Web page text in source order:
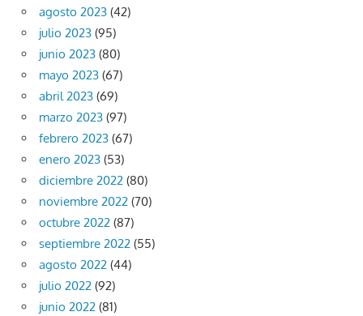
agosto 2023 (42)
julio 2023 (95)
junio 2023 (80)
mayo 2023 (67)
abril 2023 (69)
marzo 2023 (97)
febrero 2023 (67)
enero 2023 (53)
diciembre 2022 (80)
noviembre 2022 (70)
octubre 2022 (87)
septiembre 2022 (55)
agosto 2022 (44)
julio 2022 (92)
junio 2022 (81)